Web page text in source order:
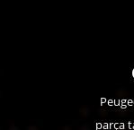
parça